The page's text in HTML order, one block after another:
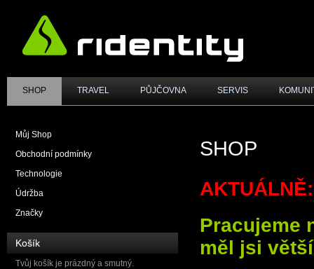
SHOP TRAVEL PŮJČOVNA SERVIS
Můj Shop
Obchodní podmínky
Technologie
Údržba
Značky
Košík
Tvůj košík je prázdný a smutný.
SHOP
AKTUÁLNĚ:
Pracujeme
měl jsi